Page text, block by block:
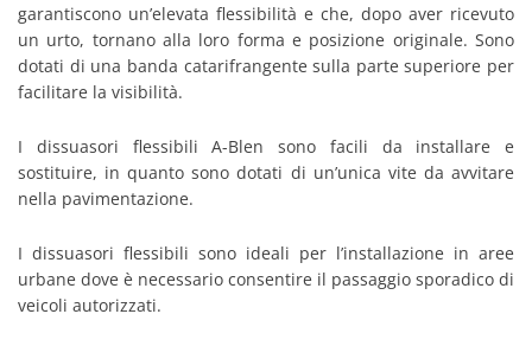
garantiscono un’elevata flessibilità e che, dopo aver ricevuto
un urto, tornano alla loro forma e posizione originale. Sono
dotati di una banda catarifrangente sulla parte superiore per
facilitare la visibilità.
I dissuasori flessibili A-Blen sono facili da installare e
sostituire, in quanto sono dotati di un’unica vite da avvitare
nella pavimentazione.
I dissuasori flessibili sono ideali per l’installazione in aree
urbane dove è necessario consentire il passaggio sporadico di
veicoli autorizzati.